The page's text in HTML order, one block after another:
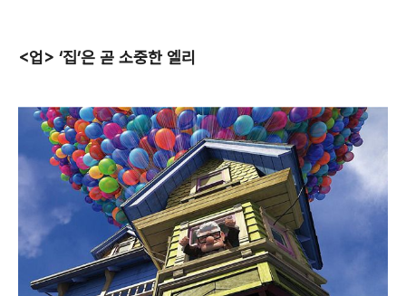
<업> ‘집’은 곧 소중한 엘리